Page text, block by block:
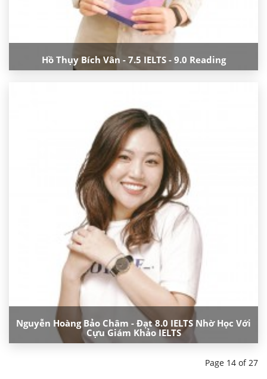
Hồ Thụy Bích Vân - 7.5 IELTS - 9.0 Reading
Nguyễn Hoàng Bảo Châm - Đạt 8.0 IELTS Nhờ Học Với
Cựu Giám Khảo IELTS
Page 14 of 27